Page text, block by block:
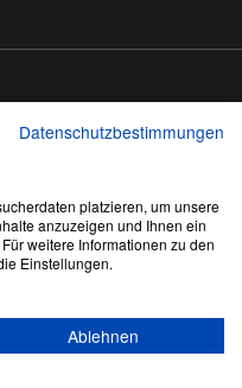
abonnieren
1988701
Datenschutzbestimmungen
platzieren, um unsere
anzuzeigen und Ihnen ein
weitere Informationen zu den
Einstellungen.
Ablehnen